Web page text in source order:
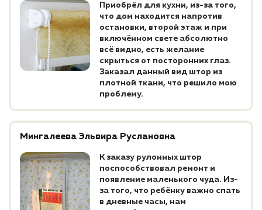
Приобрёл для кухни, из-за того,
что дом находится напротив
остановки, второй этаж и при
включённом свете абсолютно
всё видно, есть желание
скрыться от посторонних глаз.
Заказал данный вид штор из
плотной ткани, что решило мою
проблему.
Мингалеева Эльвира Руслановна
К заказу рулонных штор
поспособствовал ремонт и
появление маленького чуда. Из-
за того, что ребёнку важно спать
в дневные часы, нам